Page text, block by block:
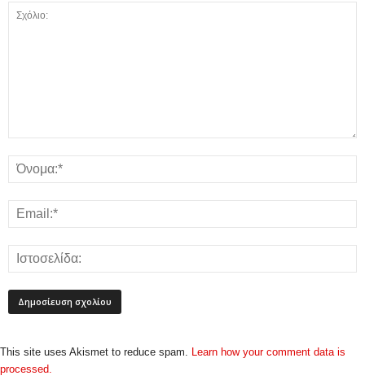
This site uses Akismet to reduce spam.
Learn how your comment data is
processed.